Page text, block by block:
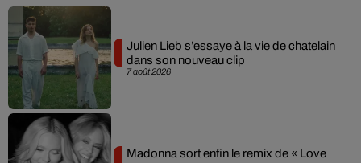
7 août 2026
Julien Lieb s’essaye à la vie de chatelain
dans son nouveau clip
Madonna sort enfin le remix de « Love